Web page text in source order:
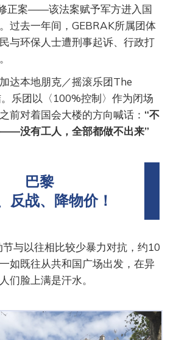
正案——该法案赋予军方进入国
过去一年间，GEBRAK所属团体
与环保人士遭刑事起诉、行政打
达本地朋克／摇滚乐团The
乐团以〈100%控制〉作为闭场
前对着国会大楼的方向喊话： “不
没有工人，全部都做不出来”
巴黎
反战、降物价！
与以往相比较少暴力对抗，约10
如既往从共和国广场出发，在异
们脸上满是汗水。